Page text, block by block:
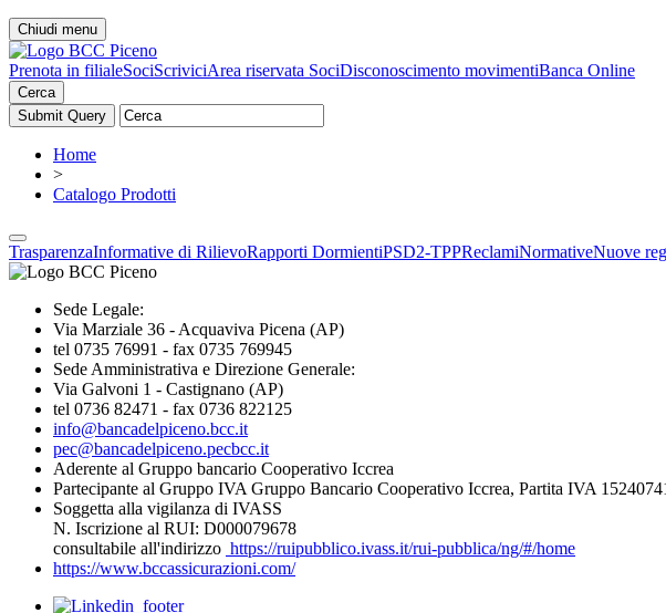
Chiudi menu
Prenota in filialeSociScriviciArea riservata SociDisconoscimento movimentiBanca Online
Cerca
Home
>
Catalogo Prodotti
TrasparenzaInformative di RilievoRapporti DormientiPSD2-TPPReclamiNormativeNuove
Sede Legale:
Via Marziale 36 - Acquaviva Picena (AP)
tel 0735 76991 - fax 0735 769945
Sede Amministrativa e Direzione Generale:
Via Galvoni 1 - Castignano (AP)
tel 0736 82471 - fax 0736 822125
info@bancadelpiceno.bcc.it
pec@bancadelpiceno.pecbcc.it
Aderente al Gruppo bancario Cooperativo Iccrea
Partecipante al Gruppo IVA Gruppo Bancario Cooperativo Iccrea, Partita IVA
Soggetta alla vigilanza di IVASS
N. Iscrizione al RUI: D000079678
consultabile all'indirizzo https://ruipubblico.ivass.it/rui-pubblica/ng/#/home
https://www.bccassicurazioni.com/